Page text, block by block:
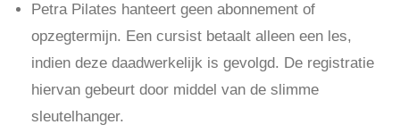
Petra Pilates hanteert geen abonnement of
opzegtermijn. Een cursist betaalt alleen een les,
indien deze daadwerkelijk is gevolgd. De registratie
hiervan gebeurt door middel van de slimme
sleutelhanger.